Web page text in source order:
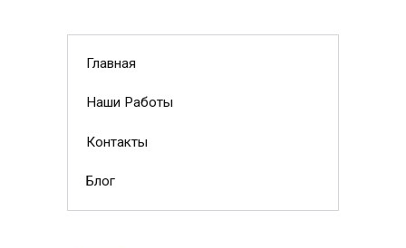
Главная
Наши Работы
Контакты
Блог